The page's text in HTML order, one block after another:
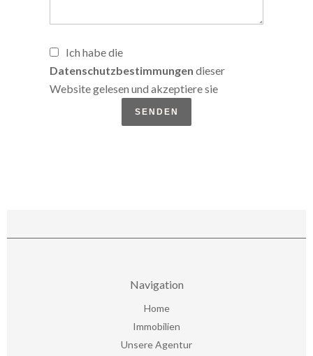
Ich habe die
Datenschutzbestimmungen dieser
Website gelesen und akzeptiere sie
SENDEN
Navigation
Home
Immobilien
Unsere Agentur